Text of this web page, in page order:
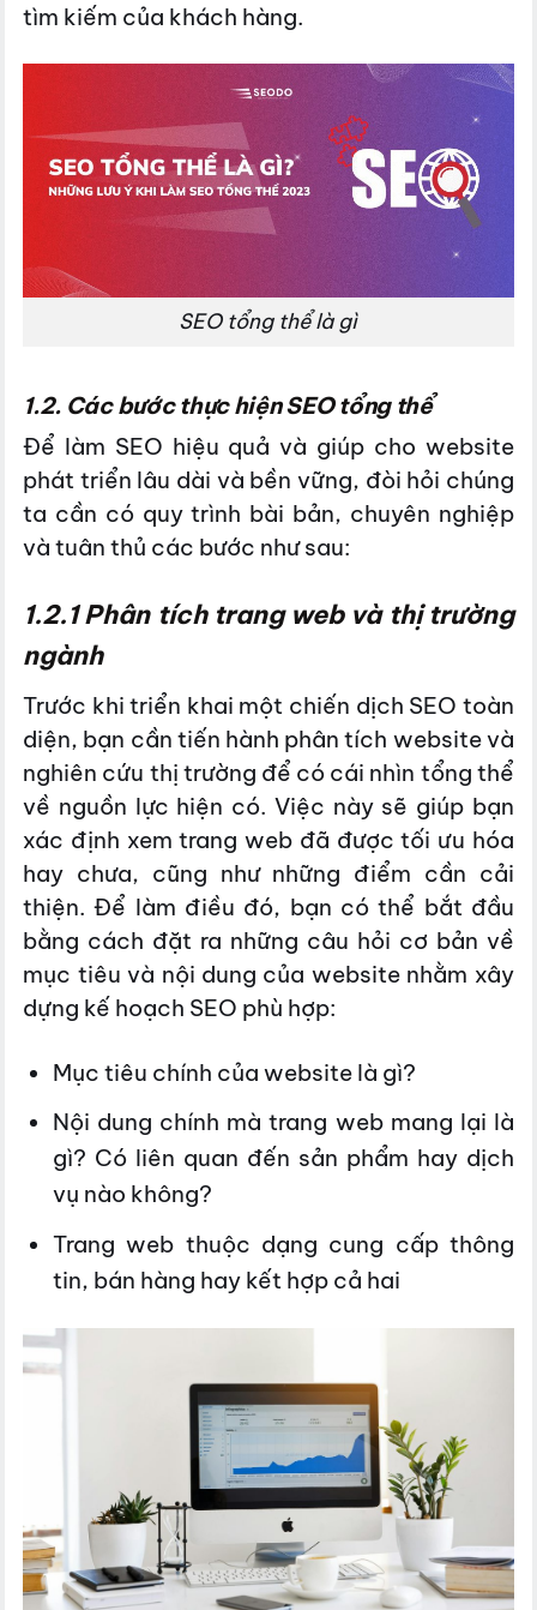
tìm kiếm của khách hàng.
SEO tổng thể là gì
1.2. Các bước thực hiện SEO tổng thể
Để làm SEO hiệu quả và giúp cho website
phát triển lâu dài và bền vững, đòi hỏi chúng
ta cần có quy trình bài bản, chuyên nghiệp
và tuân thủ các bước như sau:
1.2.1 Phân tích trang web và thị trường
ngành
Trước khi triển khai một chiến dịch SEO toàn
diện, bạn cần tiến hành phân tích website và
nghiên cứu thị trường để có cái nhìn tổng thể
về nguồn lực hiện có. Việc này sẽ giúp bạn
xác định xem trang web đã được tối ưu hóa
hay chưa, cũng như những điểm cần cải
thiện. Để làm điều đó, bạn có thể bắt đầu
bằng cách đặt ra những câu hỏi cơ bản về
mục tiêu và nội dung của website nhằm xây
dựng kế hoạch SEO phù hợp:
Mục tiêu chính của website là gì?
Nội dung chính mà trang web mang lại là
gì? Có liên quan đến sản phẩm hay dịch
vụ nào không?
Trang web thuộc dạng cung cấp thông
tin, bán hàng hay kết hợp cả hai